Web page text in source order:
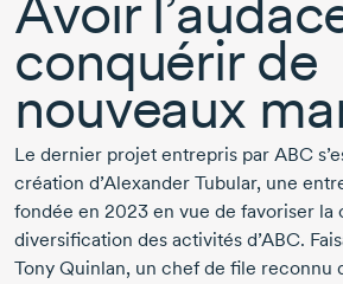
conquérir de
nouveaux
Le dernier projet entrepris par ABC
création d’Alexander Tubular, une
fondée en 2023 en vue de favoriser la
diversification des activités d’ABC.
Tony Quinlan, un chef de file reconnu